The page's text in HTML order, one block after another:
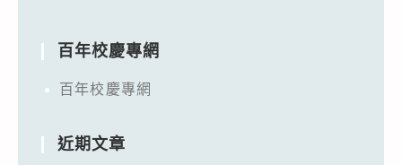
百年校慶專網
百年校慶專網
近期文章